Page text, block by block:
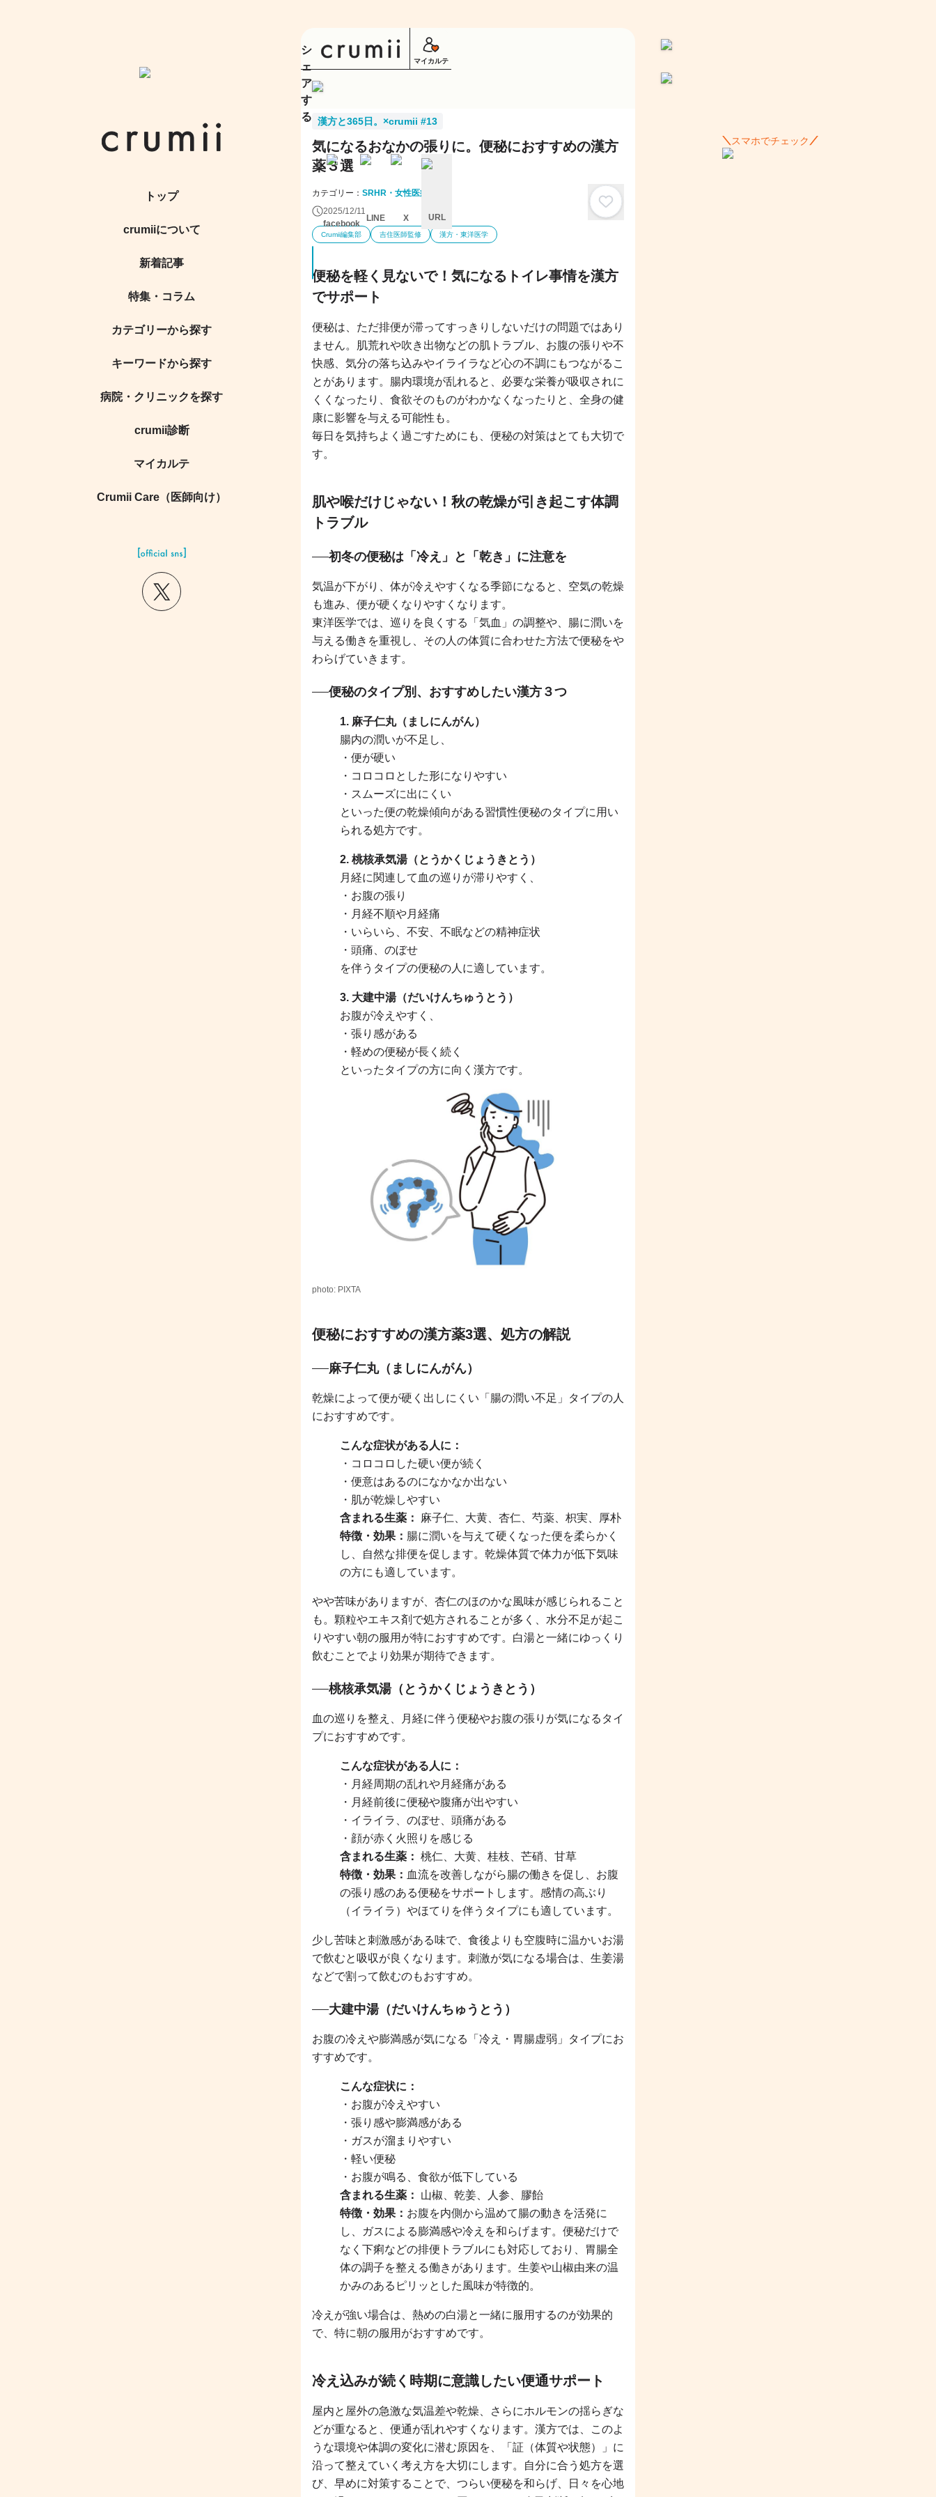
トップ
crumiiについて
新着記事
特集・コラム
カテゴリーから探す
キーワードから探す
病院・クリニックを探す
crumii診断
マイカルテ
Crumii Care（医師向け）
マイカルテ
漢方と365日。×crumii #13
気になるおなかの張りに。便秘におすすめの漢方
薬３選
カテゴリー： SRHR・女性医療
2025/12/11
Crumii編集部 吉住医師監修 漢方・東洋医学
便秘を軽く見ないで！気になるトイレ事情を漢方
でサポート
便秘は、ただ排便が滞ってすっきりしないだけの問題ではあり
ません。肌荒れや吹き出物などの肌トラブル、お腹の張りや不
快感、気分の落ち込みやイライラなど心の不調にもつながるこ
とがあります。腸内環境が乱れると、必要な栄養が吸収されに
くくなったり、食欲そのものがわかなくなったりと、全身の健
康に影響を与える可能性も。
毎日を気持ちよく過ごすためにも、便秘の対策はとても大切で
す。
肌や喉だけじゃない！秋の乾燥が引き起こす体調
トラブル
初冬の便秘は「冷え」と「乾き」に注意を
気温が下がり、体が冷えやすくなる季節になると、空気の乾燥
も進み、便が硬くなりやすくなります。
東洋医学では、巡りを良くする「気血」の調整や、腸に潤いを
与える働きを重視し、その人の体質に合わせた方法で便秘をや
わらげていきます。
便秘のタイプ別、おすすめしたい漢方３つ
1. 麻子仁丸（ましにんがん）
腸内の潤いが不足し、
・便が硬い
・コロコロとした形になりやすい
・スムーズに出にくい
といった便の乾燥傾向がある習慣性便秘のタイプに用い
られる処方です。
2. 桃核承気湯（とうかくじょうきとう）
月経に関連して血の巡りが滞りやすく、
・お腹の張り
・月経不順や月経痛
・いらいら、不安、不眠などの精神症状
・頭痛、のぼせ
を伴うタイプの便秘の人に適しています。
3. 大建中湯（だいけんちゅうとう）
お腹が冷えやすく、
・張り感がある
・軽めの便秘が長く続く
といったタイプの方に向く漢方です。
photo: PIXTA
便秘におすすめの漢方薬3選、処方の解説
麻子仁丸（ましにんがん）
乾燥によって便が硬く出しにくい「腸の潤い不足」タイプの人
におすすめです。
こんな症状がある人に：
・コロコロした硬い便が続く
・便意はあるのになかなか出ない
・肌が乾燥しやすい
含まれる生薬：
麻子仁、大黄、杏仁、芍薬、枳実、厚朴
特徴・効果： 腸に潤いを与えて硬くなった便を柔らかく
し、自然な排便を促します。乾燥体質で体力が低下気味
の方にも適しています。
やや苦味がありますが、杏仁のほのかな風味が感じられること
も。顆粒やエキス剤で処方されることが多く、水分不足が起こ
りやすい朝の服用が特におすすめです。白湯と一緒にゆっくり
飲むことでより効果が期待できます。
桃核承気湯（とうかくじょうきとう）
血の巡りを整え、月経に伴う便秘やお腹の張りが気になるタイ
プにおすすめです。
こんな症状がある人に：
・月経周期の乱れや月経痛がある
・月経前後に便秘や腹痛が出やすい
・イライラ、のぼせ、頭痛がある
・顔が赤く火照りを感じる
含まれる生薬： 桃仁、大黄、桂枝、芒硝、甘草
特徴・効果： 血流を改善しながら腸の働きを促し、お腹
の張り感のある便秘をサポートします。感情の高ぶり
（イライラ）やほてりを伴うタイプにも適しています。
少し苦味と刺激感がある味で、食後よりも空腹時に温かいお湯
で飲むと吸収が良くなります。刺激が気になる場合は、生姜湯
などで割って飲むのもおすすめ。
大建中湯（だいけんちゅうとう）
お腹の冷えや膨満感が気になる「冷え・胃腸虚弱」タイプにお
すすめです。
こんな症状に：
・お腹が冷えやすい
・張り感や膨満感がある
・ガスが溜まりやすい
・軽い便秘
・お腹が鳴る、食欲が低下している
含まれる生薬： 山椒、乾姜、人参、膠飴
特徴・効果： お腹を内側から温めて腸の動きを活発に
し、ガスによる膨満感や冷えを和らげます。便秘だけで
なく下痢などの排便トラブルにも対応しており、胃腸全
体の調子を整える働きがあります。生姜や山椒由来の温
かみのあるピリッとした風味が特徴的。
冷えが強い場合は、熱めの白湯と一緒に服用するのが効果的
で、特に朝の服用がおすすめです。
冷え込みが続く時期に意識したい便通サポート
屋内と屋外の急激な気温差や乾燥、さらにホルモンの揺らぎな
どが重なると、便通が乱れやすくなります。漢方では、このよ
うな環境や体調の変化に潜む原因を、「証（体質や状態）」に
沿って整えていく考え方を大切にします。自分に合う処方を選
び、早めに対策することで、つらい便秘を和らげ、日々を心地
シ
ェ
ア
す
る
facebook
LINE X URL
キ
セ
ル
スマホでチェック